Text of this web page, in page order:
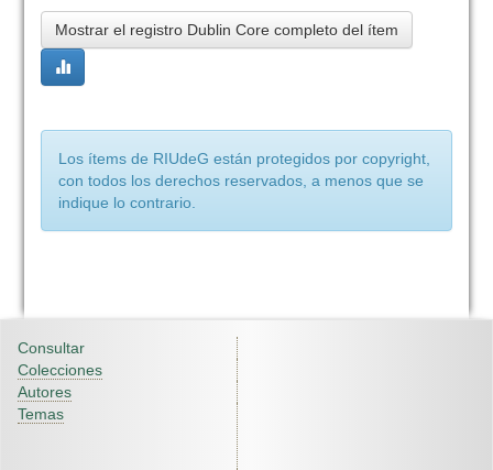
Mostrar el registro Dublin Core completo del ítem
Los ítems de RIUdeG están protegidos por copyright,
con todos los derechos reservados, a menos que se
indique lo contrario.
Consultar
Colecciones
Autores
Temas